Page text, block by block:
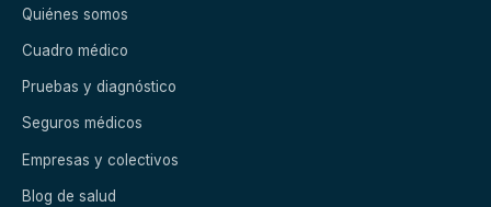
Quiénes somos
Cuadro médico
Pruebas y diagnóstico
Seguros médicos
Empresas y colectivos
Blog de salud